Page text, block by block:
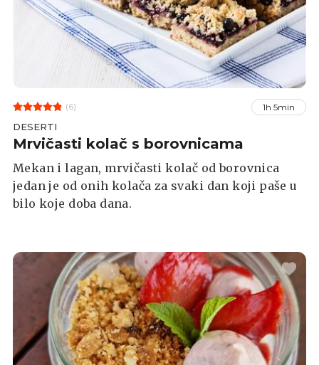
(6) 1h 5min
DESERTI
Mrvičasti kolač s borovnicama
Mekan i lagan, mrvičasti kolač od borovnica
jedan je od onih kolača za svaki dan koji paše u
bilo koje doba dana.